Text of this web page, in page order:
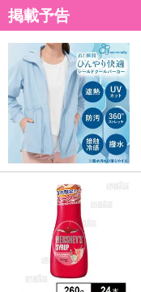
掲載予告